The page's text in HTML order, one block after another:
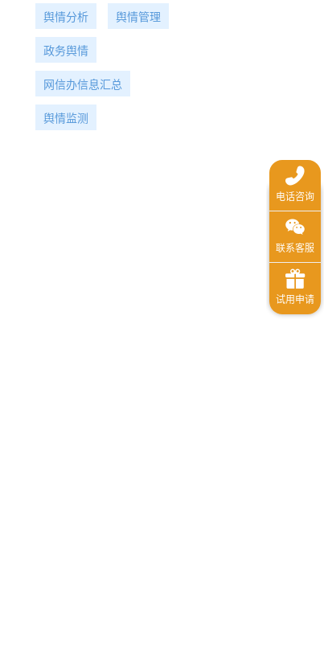
舆情分析 舆情管理
政务舆情
网信办信息汇总
舆情监测